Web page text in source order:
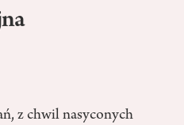
z chwil nasyconych